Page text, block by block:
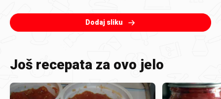
Dodaj sliku
Još recepata za ovo jelo